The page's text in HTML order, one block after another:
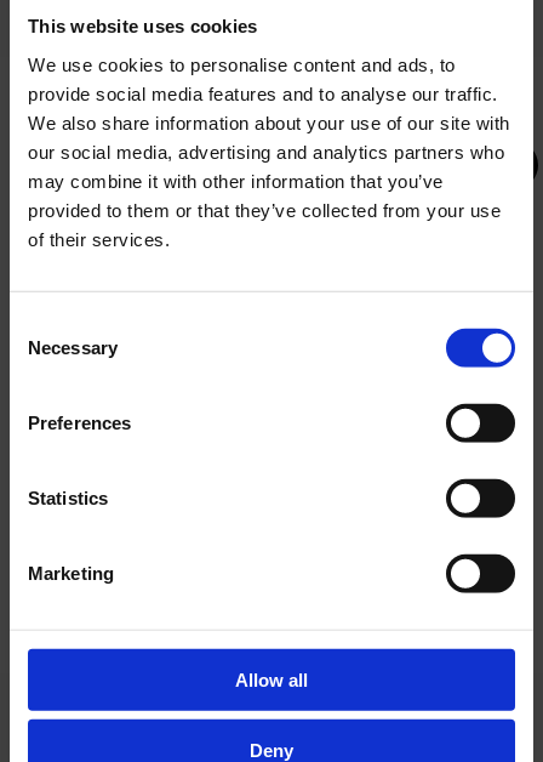
This website uses cookies
We use cookies to personalise content and ads, to
provide social media features and to analyse our traffic.
We also share information about your use of our site with
our social media, advertising and analytics partners who
may combine it with other information that you’ve
provided to them or that they’ve collected from your use
of their services.
Selection
Necessary
Preferences
Statistics
Marketing
Allow all
Deny
ZELENI USPON DO OLIMPA – Zelena i
Nacionalnog plana oporavka i otpornosti 2021.–
2026., Mehanizam za oporavak i otpornost.
USLUGE
korištenje vanjskih i unutarnjeg bazena
ležaljke i suncobrani na bazenima
gym
papuče i ogrtač
korištenje spa zone u hotelu Olympia
KUPAONICA
kupaonica s tušem
kozmetika inspirirana Mediteranom